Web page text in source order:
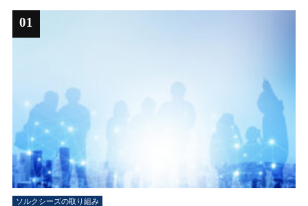
01
ソルクシーズの取り組み